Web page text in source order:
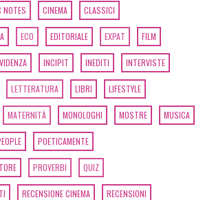
NOTES CINEMA CLASSICI
ECO EDITORIALE EXPAT FILM
INCIPIT INEDITI INTERVISTE
LETTERATURA LIBRI LIFESTYLE
MATERNITÀ MONOLOGHI MOSTRE MUSICA
POETICAMENTE
PROVERBI QUIZ
RECENSIONE CINEMA RECENSIONI